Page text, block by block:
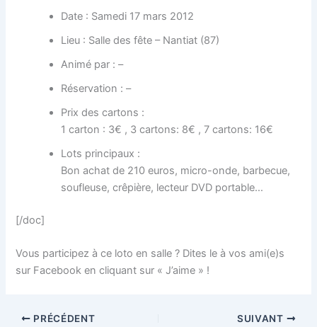
Date : Samedi 17 mars 2012
Lieu : Salle des fête – Nantiat (87)
Animé par : –
Réservation : –
Prix des cartons :
1 carton : 3€ , 3 cartons: 8€ , 7 cartons: 16€
Lots principaux :
Bon achat de 210 euros, micro-onde, barbecue,
soufleuse, crêpière, lecteur DVD portable…
[/doc]
Vous participez à ce loto en salle ? Dites le à vos ami(e)s
sur Facebook en cliquant sur « J’aime » !
PRÉCÉDENT SUIVANT